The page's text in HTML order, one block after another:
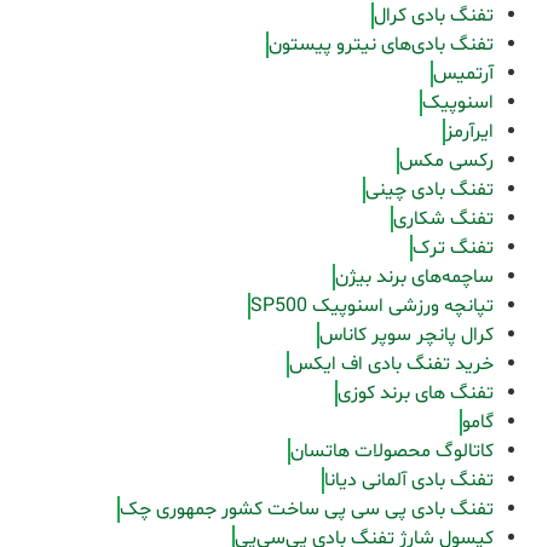
تفنگ بادی کرال
تفنگ بادی‌های نیترو پیستون
آرتمیس
اسنوپیک
ایرآرمز
رکسی مکس
تفنگ بادی چینی
تفنگ شکاری
تفنگ ترک
ساچمه‌های برند بیژن
تپانچه ورزشی اسنوپیک SP500
کرال پانچر سوپر کاناس
خرید تفنگ بادی اف ایکس
تفنگ های برند کوزی
گامو
کاتالوگ محصولات هاتسان
تفنگ بادی آلمانی دیانا
تفنگ بادی پی سی پی ساخت کشور جمهوری چک
کپسول شارژ تفنگ بادی پی‌سی‌پی